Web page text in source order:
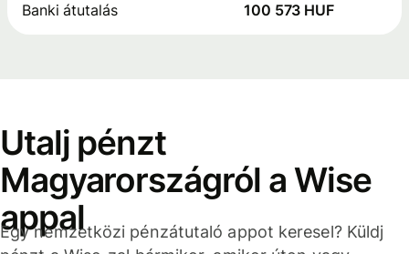
Banki átutalás 100 573 HUF
Utalj pénzt
Magyarországról a Wise
appal
Egy nemzetközi pénzátutaló appot keresel? Küldj